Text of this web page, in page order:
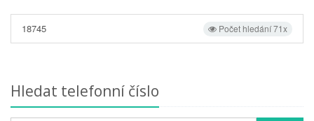
Počet hledání 71x
18745
Hledat telefonní číslo